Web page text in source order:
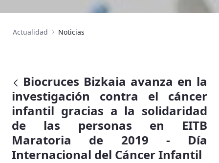
Actualidad Noticias
Biocruces Bizkaia avanza en la
investigación contra el cáncer
infantil gracias a la solidaridad
de las personas en EITB
Maratoria de 2019 - Día
Internacional del Cáncer Infantil